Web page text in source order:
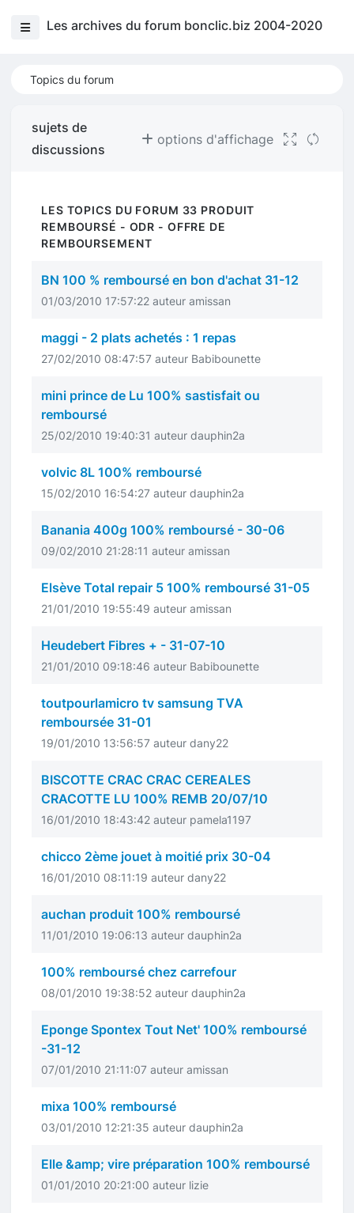
Les archives du forum bonclic.biz 2004-2020
Topics du forum
sujets de
discussions
options d'affichage
LES TOPICS DU FORUM 33 PRODUIT
REMBOURSÉ - ODR - OFFRE DE
REMBOURSEMENT
BN 100 % remboursé en bon d'achat 31-12
01/03/2010 17:57:22 auteur amissan
maggi - 2 plats achetés : 1 repas
27/02/2010 08:47:57 auteur Babibounette
mini prince de Lu 100% sastisfait ou
remboursé
25/02/2010 19:40:31 auteur dauphin2a
volvic 8L 100% remboursé
15/02/2010 16:54:27 auteur dauphin2a
Banania 400g 100% remboursé - 30-06
09/02/2010 21:28:11 auteur amissan
Elsève Total repair 5 100% remboursé 31-05
21/01/2010 19:55:49 auteur amissan
Heudebert Fibres + - 31-07-10
21/01/2010 09:18:46 auteur Babibounette
toutpourlamicro tv samsung TVA
remboursée 31-01
19/01/2010 13:56:57 auteur dany22
BISCOTTE CRAC CRAC CEREALES
CRACOTTE LU 100% REMB 20/07/10
16/01/2010 18:43:42 auteur pamela1197
chicco 2ème jouet à moitié prix 30-04
16/01/2010 08:11:19 auteur dany22
auchan produit 100% remboursé
11/01/2010 19:06:13 auteur dauphin2a
100% remboursé chez carrefour
08/01/2010 19:38:52 auteur dauphin2a
Eponge Spontex Tout Net' 100% remboursé
-31-12
07/01/2010 21:11:07 auteur amissan
mixa 100% remboursé
03/01/2010 12:21:35 auteur dauphin2a
Elle &amp; vire préparation 100% remboursé
01/01/2010 20:21:00 auteur lizie